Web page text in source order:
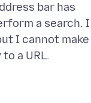
bar has
a search. I
I cannot make